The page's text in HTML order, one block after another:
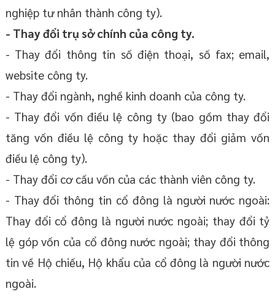
nghiệp tư nhân thành công ty).
- Thay đổi trụ sở chính của công ty.
- Thay đổi thông tin số điện thoại, số fax; email,
website công ty.
- Thay đổi ngành, nghề kinh doanh của công ty.
- Thay đổi vốn điều lệ công ty (bao gồm thay đổi
tăng vốn điều lệ công ty hoặc thay đổi giảm vốn
điều lệ công ty).
- Thay đổi cơ cấu vốn của các thành viên công ty.
- Thay đổi thông tin cổ đông là người nước ngoài:
Thay đổi cổ đông là người nước ngoài; thay đổi tỷ
lệ góp vốn của cổ đông nước ngoài; thay đổi thông
tin về Hộ chiếu, Hộ khẩu của cổ đông là người nước
ngoài.